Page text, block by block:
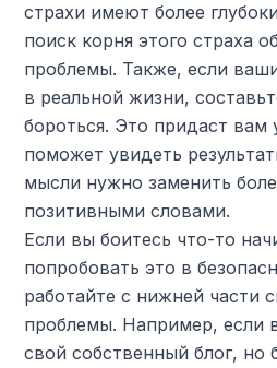
страхи имеют более
поиск корня этого страха
проблемы. Также, если
в реальной жизни,
бороться. Это придаст вам
поможет увидеть
мысли нужно заменить
позитивными словами.
Если вы боитесь что-то
попробовать это в
работайте с нижней части
проблемы. Например, если
свой собственный блог, но